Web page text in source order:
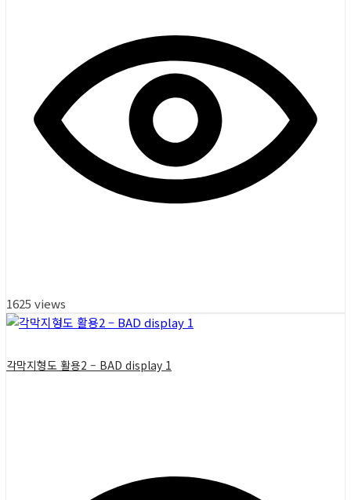
1625 views
각막지형도 활용2 – BAD display 1